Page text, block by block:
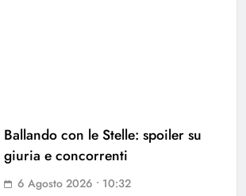
Ballando con le Stelle: spoiler su
giuria e concorrenti
6 Agosto 2026 • 10:32